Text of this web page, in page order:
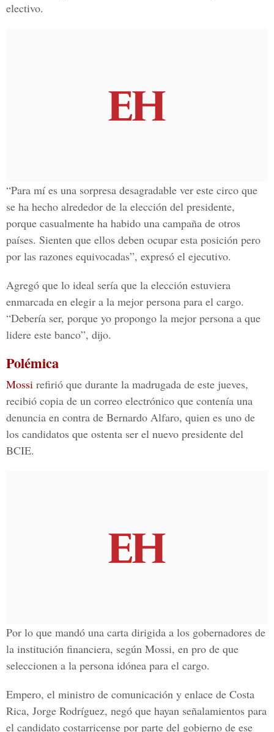
electivo.
“Para mí es una sorpresa desagradable ver este circo que
se ha hecho alrededor de la elección del presidente,
porque casualmente ha habido una campaña de otros
países. Sienten que ellos deben ocupar esta posición pero
por las razones equivocadas”, expresó el ejecutivo.
Agregó que lo ideal sería que la elección estuviera
enmarcada en elegir a la mejor persona para el cargo.
“Debería ser, porque yo propongo la mejor persona a que
lidere este banco”, dijo.
Polémica
Mossi refirió que durante la madrugada de este jueves,
recibió copia de un correo electrónico que contenía una
denuncia en contra de Bernardo Alfaro, quien es uno de
los candidatos que ostenta ser el nuevo presidente del
BCIE.
Por lo que mandó una carta dirigida a los gobernadores de
la institución financiera, según Mossi, en pro de que
seleccionen a la persona idónea para el cargo.
Empero, el ministro de comunicación y enlace de Costa
Rica, Jorge Rodríguez, negó que hayan señalamientos para
el candidato costarricense por parte del gobierno de ese